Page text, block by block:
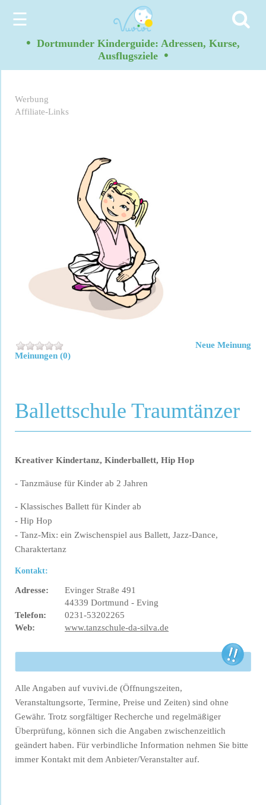
☰
• Dortmunder Kinderguide: Adressen, Kurse,
Ausflugsziele •
Werbung
Affiliate-Links
Meinungen (0)
Neue Meinung
Ballettschule Traumtänzer
Kreativer Kindertanz, Kinderballett, Hip Hop
- Tanzmäuse für Kinder ab 2 Jahren
- Klassisches Ballett für Kinder ab
- Hip Hop
- Tanz-Mix: ein Zwischenspiel aus Ballett, Jazz-Dance,
Charaktertanz
Kontakt:
Adresse:
Evinger Straße 491
44339 Dortmund - Eving
Telefon:
0231-53202265
Web:
www.tanzschule-da-silva.de
Alle Angaben auf vuvivi.de (Öffnungszeiten,
Veranstaltungsorte, Termine, Preise und Zeiten) sind ohne
Gewähr. Trotz sorgfältiger Recherche und regelmäßiger
Überprüfung, können sich die Angaben zwischenzeitlich
geändert haben. Für verbindliche Information nehmen Sie bitte
immer Kontakt mit dem Anbieter/Veranstalter auf.